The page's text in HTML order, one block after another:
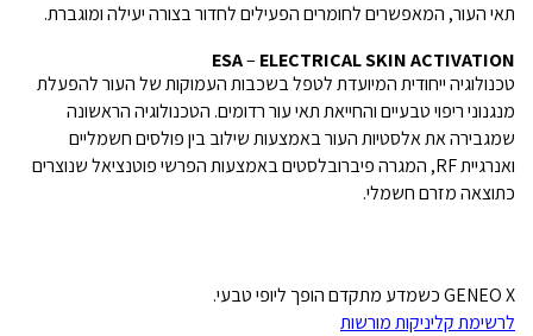
תאי העור, המאפשרים לחומרים הפעילים לחדור בצורה יעילה ומוגברת.
ESA– ELECTRICAL SKIN ACTIVATION
טכנולוגיה ייחודית המיועדת לטפל בשכבות העמוקות של העור להפעלת
מנגנוני ריפוי טבעיים והחייאת תאי עור רדומים. הטכנולוגיה הראשונה
שמגבירה את אלסטיות העור באמצעות שילוב בין פולסים חשמליים
ואנרגיית RF, המגרה פיברובלסטים באמצעות הפרשי פוטנציאל שנוצרים
כתוצאה מזרם חשמלי.
GENEO X כשמדע מתקדם הופך ליופי טבעי.
לרשימת קליניקות מורשות